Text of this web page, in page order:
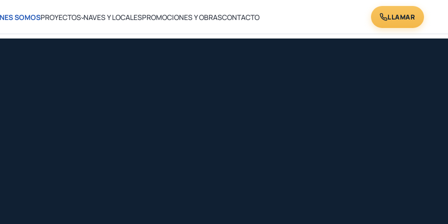
SOMOSPROYECTOS NAVES Y LOCALESPROMOCIONES Y OBRASCONTACTO LLAMAR